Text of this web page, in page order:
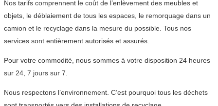
Nos tarifs comprennent le coût de l’enlèvement des meubles et
objets, le déblaiement de tous les espaces, le remorquage dans un
camion et le recyclage dans la mesure du possible. Tous nos
services sont entièrement autorisés et assurés.
Pour votre commodité, nous sommes à votre disposition 24 heures
sur 24, 7 jours sur 7.
Nous respectons l’environnement. C’est pourquoi tous les déchets